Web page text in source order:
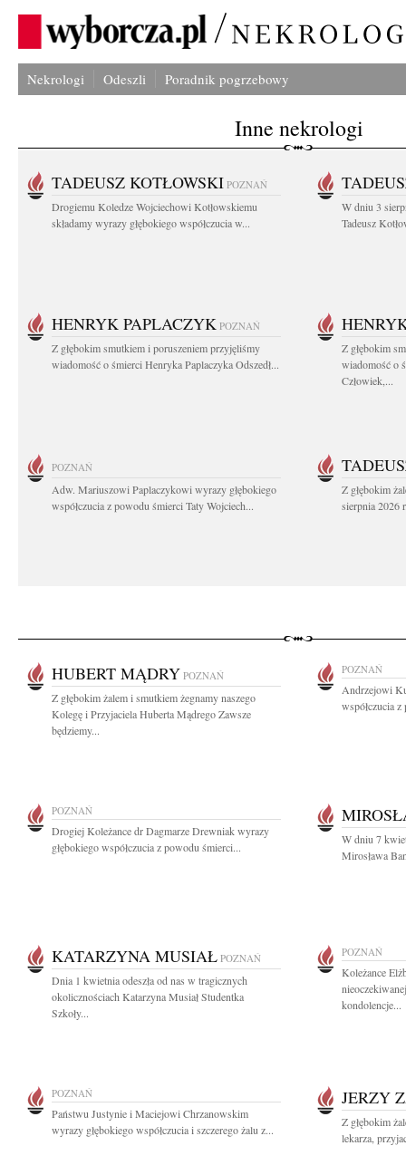
Nekrologi Odeszli Poradnik pogrzebowy
Inne nekrologi
TADEUSZ KOTŁOWSKI POZNAŃ
Drogiemu Koledze Wojciechowi Kotłowskiemu
składamy wyrazy głębokiego współczucia w...
W dniu 3
Tadeusz
HENRYK PAPLACZYK POZNAŃ
Z głębokim smutkiem i poruszeniem przyjęliśmy
wiadomość o śmierci Henryka Paplaczyka Odszedł...
Z głębokim
wiadomość o
Człowiek,...
POZNAŃ
Adw. Mariuszowi Paplaczykowi wyrazy głębokiego
współczucia z powodu śmierci Taty Wojciech...
Z głębokim
sierpnia 2026
HUBERT MĄDRY POZNAŃ
Z głębokim żalem i smutkiem żegnamy naszego
Kolegę i Przyjaciela Huberta Mądrego Zawsze
będziemy...
POZNAŃ
Andrzejowi
współczucia
POZNAŃ
Drogiej Koleżance dr Dagmarze Drewniak wyrazy
głębokiego współczucia z powodu śmierci...
W dniu 7
Mirosława
KATARZYNA MUSIAŁ POZNAŃ
Dnia 1 kwietnia odeszła od nas w tragicznych
okolicznościach Katarzyna Musiał Studentka
Szkoły...
POZNAŃ
Koleżance
kondolencje...
POZNAŃ
Państwu Justynie i Maciejowi Chrzanowskim
wyrazy głębokiego współczucia i szczerego żalu z...
JERZY
Z głębokim
lekarza,